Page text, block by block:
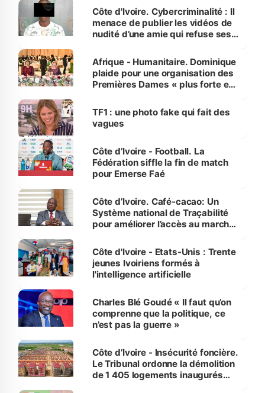
des Transports
Côte d'Ivoire. Cybercriminalité : Il
menace de publier les vidéos de
nudité d’une amie qui refuse ses
Afrique - Humanitaire. Dominique
plaide pour une organisation des
Premières Dames « plus forte et
sur la scène internationale »
TF1 : une photo fake qui fait des
vagues
Côte d’Ivoire - Football. La
Fédération siffle la fin de match
pour Emerse Faé
Côte d’Ivoire. Café-cacao: Un
Système national de Traçabilité
pour améliorer l’accès au marché
Côte d'Ivoire - Etats-Unis : Trente
jeunes Ivoiriens formés à
l'intelligence artificielle
Charles Blé Goudé « Il faut qu’on
comprenne que la politique, ce
n’est pas la guerre »
Côte d’Ivoire - Insécurité foncière.
Le Tribunal ordonne la démolition
de 1 405 logements inaugurés